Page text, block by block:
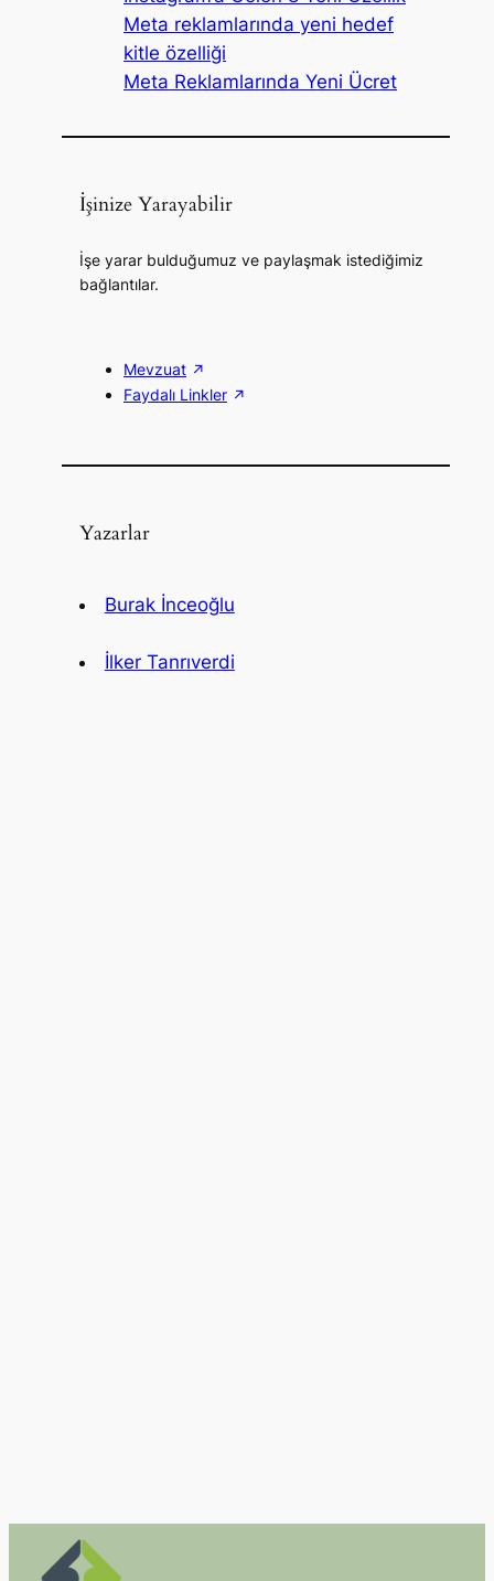
Meta reklamlarında yeni hedef
kitle özelliği
Meta Reklamlarında Yeni Ücret
İşinize Yarayabilir
İşe yarar bulduğumuz ve paylaşmak istediğimiz
bağlantılar.
Mevzuat
Faydalı Linkler
Yazarlar
Burak İnceoğlu
İlker Tanrıverdi